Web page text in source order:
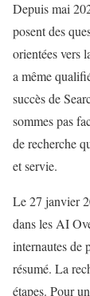
Depuis mai
posent des
orientées vers
a même
succès de
sommes pas
de recherche
et servie.
Le 27 janvier
dans les AI
internautes de
résumé. La
étapes. Pour